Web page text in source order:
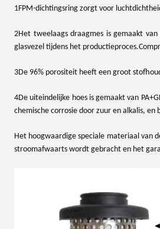
1FPM-dichtingsring zorgt voor
2Het tweelaags draagmes is gemaakt
glasvezel tijdens het productieproces.
3De 96% porositeit heeft een groot
4De uiteindelijke hoes is gemaakt van
chemische corrosie door zuur en alkalis,
Het hoogwaardige speciale materiaal van
stroomafwaarts wordt gebracht en het